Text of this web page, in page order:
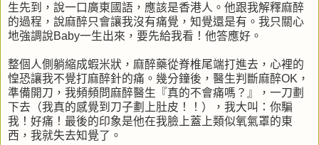
生先到，說一口廣東國語，應該是香港人。他跟我解釋麻醉
的過程，說麻醉只會讓我沒有痛覺，知覺還是有。我只關心
地強調說Baby一生出來，要先給我看！他答應好。
整個人側躺縮成蝦米狀，麻醉藥從脊椎尾端打進去，心裡的
惶恐讓我不覺打麻醉針的痛。幾分鐘後，醫生判斷麻醉OK，
準備開刀，我頻頻問麻醉醫生『真的不會痛嗎？』，一刀劃
下去（我真的感覺到刀子劃上肚皮！！），我大叫：你騙
我！好痛！最後的印象是他在我臉上蓋上類似氧氣罩的東
西，我就失去知覺了。